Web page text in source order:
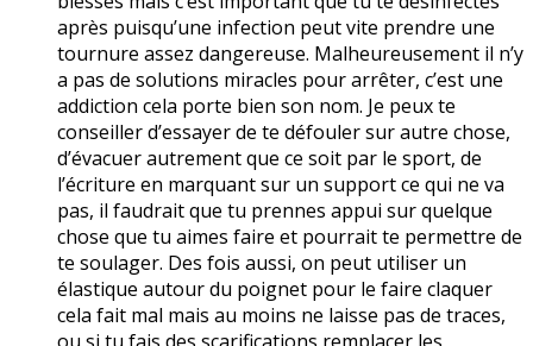
après puisqu’une infection peut vite prendre une
tournure assez dangereuse. Malheureusement il n’y
a pas de solutions miracles pour arrêter, c’est une
addiction cela porte bien son nom. Je peux te
conseiller d’essayer de te défouler sur autre chose,
d’évacuer autrement que ce soit par le sport, de
l’écriture en marquant sur un support ce qui ne va
pas, il faudrait que tu prennes appui sur quelque
chose que tu aimes faire et pourrait te permettre de
te soulager. Des fois aussi, on peut utiliser un
élastique autour du poignet pour le faire claquer
cela fait mal mais au moins ne laisse pas de traces,